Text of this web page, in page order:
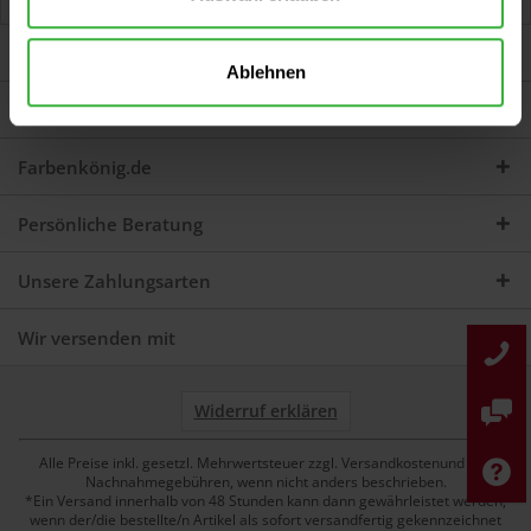
Ablehnen
Service
Farbenkönig.de
Persönliche Beratung
Unsere Zahlungsarten
Wir versenden mit
Widerruf erklären
Alle Preise inkl. gesetzl. Mehrwertsteuer zzgl. Versandkostenund ggf.
Nachnahmegebühren, wenn nicht anders beschrieben.
*Ein Versand innerhalb von 48 Stunden kann dann gewährleistet werden,
wenn der/die bestellte/n Artikel als sofort versandfertig gekennzeichnet